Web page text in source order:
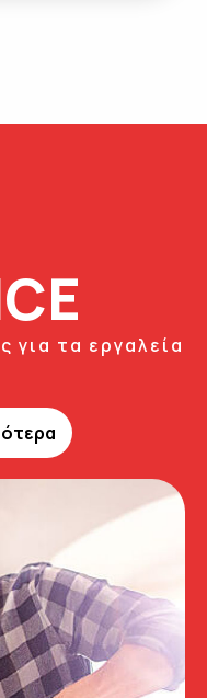
για τα εργαλεία